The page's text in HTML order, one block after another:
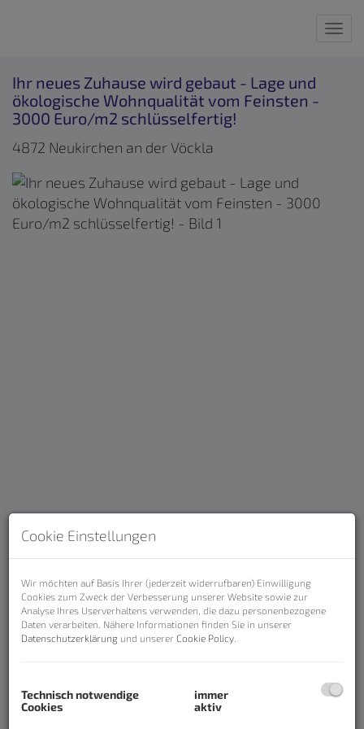
Ihr neues Zuhause wird gebaut - Lage und
ökologische Wohnqualität vom Feinsten -
3000 Euro/m2 schlüsselfertig!
4872 Neukirchen an der Vöckla
Beschreibung
Ihr neues Zuhause wird gebaut -
Wohnqualität vom Feinsten - 3000
Euro/m2 schlüsselfertig!
Cookie Einstellungen
Wir möchten auf Basis Ihrer (jederzeit widerrufbaren) Einwilligung
Cookies zum Zweck der Verbesserung unserer Website sowie zur
Analyse Ihres Userverhaltens verwenden, die dazu personenbezogene
Daten verarbeiten. Nähere Informationen finden Sie in unserer
Datenschutzerklärung und unserer Cookie Policy
Technisch notwendige
Cookies
immer
aktiv